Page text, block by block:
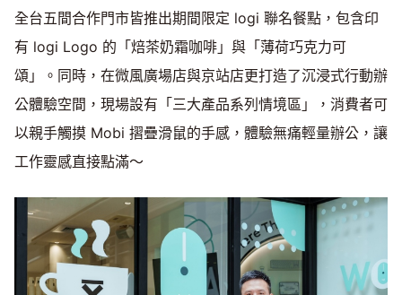
全台五間合作門市皆推出期間限定 logi 聯名餐點，包含印
有 logi Logo 的「焙茶奶霜咖啡」與「薄荷巧克力可
頌」。同時，在微風廣場店與京站店更打造了沉浸式行動辦
公體驗空間，現場設有「三大產品系列情境區」，消費者可
以親手觸摸 Mobi 摺疊滑鼠的手感，體驗無痛輕量辦公，讓
工作靈感直接點滿～